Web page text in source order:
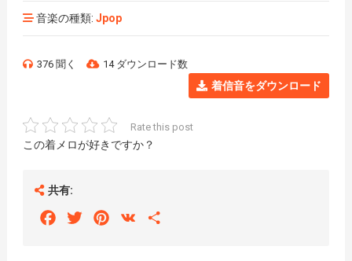
音楽の種類: Jpop
376 聞く 14 ダウンロード数
着信音をダウンロード
Rate this post
この着メロが好きですか？
共有:
FacebookTwitterPinterest
VK